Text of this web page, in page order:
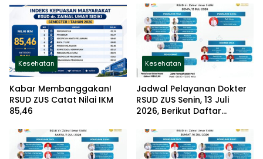
Kesehatan
Kabar Membanggakan!
RSUD ZUS Catat Nilai IKM
85,46
Kesehatan
Jadwal Pelayanan Dokter
RSUD ZUS Senin, 13 Juli
2026, Berikut Daftar